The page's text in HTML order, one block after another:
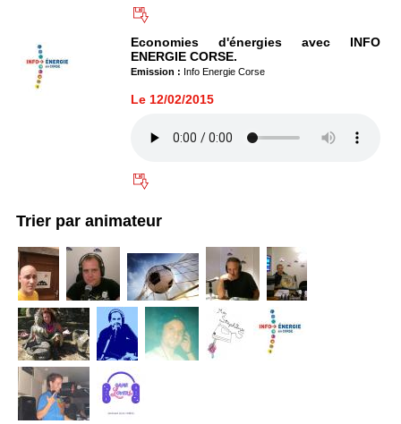
Economies d'énergies avec INFO
ENERGIE CORSE.
Emission : Info Energie Corse
Le 12/02/2015
Trier par animateur